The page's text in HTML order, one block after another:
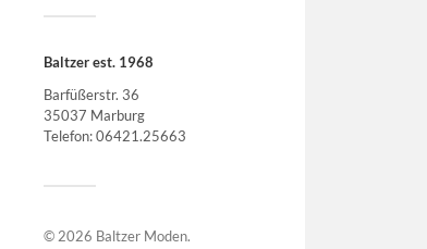
Baltzer est. 1968
Barfüßerstr. 36
35037 Marburg
Telefon: 06421.25663
© 2026 Baltzer Moden.